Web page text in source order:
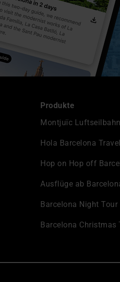
Produkte
Montjuïc Luftseilbahn
Hola Barcelona
Hop on Hop off
Ausflüge ab
Barcelona Night Tour
Barcelona Christmas